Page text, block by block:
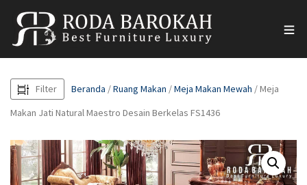
Filter Beranda /Ruang Makan /Meja Makan Mewah / Meja
Makan Jati Natural Maestro Desain Berkelas FS1436